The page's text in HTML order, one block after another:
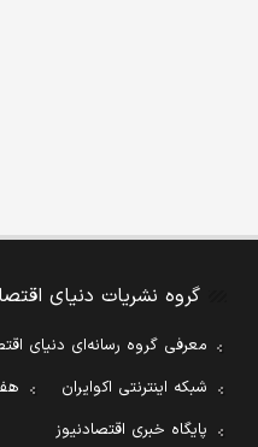
گروه نشریات دنیای
معرفی گروه رسانه‌ای دنیای
شبکه اینترنتی اکوایران
پایگاه خبری اقتصادنیوز